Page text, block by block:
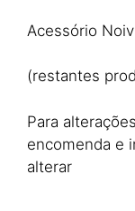
Acessório
(restantes
Para
encomenda e
alterar